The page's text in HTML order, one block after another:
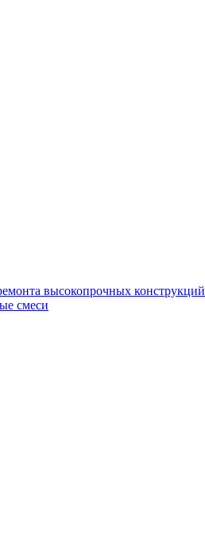
высокопрочных конструкций
смеси